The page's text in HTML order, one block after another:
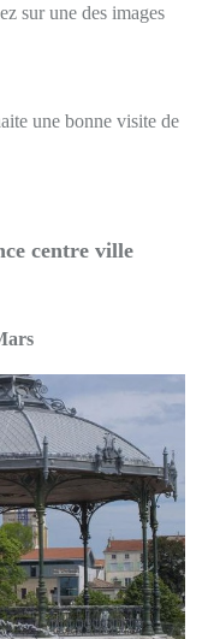
sur une des images
une bonne visite de
centre ville